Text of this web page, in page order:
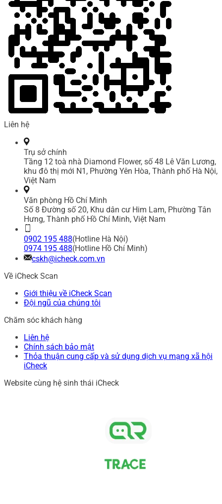
Liên hệ
Trụ sở chính
Tầng 12 toà nhà Diamond Flower, số 48 Lê Văn Lương,
khu đô thị mới N1, Phường Yên Hòa, Thành phố Hà Nội,
Việt Nam
Văn phòng Hồ Chí Minh
Số 8 Đường số 20, Khu dân cư Him Lam, Phường Tân
Hưng, Thành phố Hồ Chí Minh, Việt Nam
0902 195 488(Hotline Hà Nội)
0974 195 488(Hotline Hồ Chí Minh)
cskh@icheck.com.vn
Về iCheck Scan
Giới thiệu về iCheck Scan
Đội ngũ của chúng tôi
Chăm sóc khách hàng
Liên hệ
Chính sách bảo mật
Thỏa thuận cung cấp và sử dụng dịch vụ mạng xã hội
iCheck
Website cùng hệ sinh thái iCheck